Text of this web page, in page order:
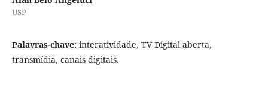
USP
Palavras-chave: interatividade, TV Digital aberta,
transmídia, canais digitais.